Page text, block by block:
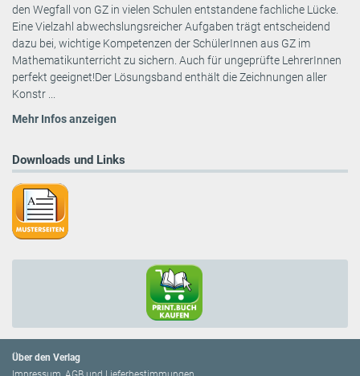
den Wegfall von GZ in vielen Schulen entstandene fachliche Lücke.
Eine Vielzahl abwechslungsreicher Aufgaben trägt entscheidend
dazu bei, wichtige Kompetenzen der SchülerInnen aus GZ im
Mathematikunterricht zu sichern. Auch für ungeprüfte LehrerInnen
perfekt geeignet!Der Lösungsband enthält die Zeichnungen aller
Konstr ...
Mehr Infos anzeigen
Downloads und Links
Über den Verlag